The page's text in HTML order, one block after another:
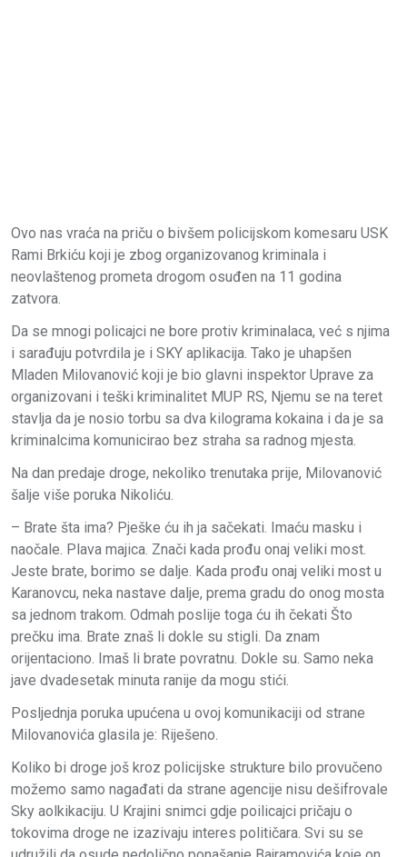
Ovo nas vraća na priču o bivšem policijskom komesaru USK
Rami Brkiću koji je zbog organizovanog kriminala i
neovlaštenog prometa drogom osuđen na 11 godina
zatvora.
Da se mnogi policajci ne bore protiv kriminalaca, već s njima
i sarađuju potvrdila je i SKY aplikacija. Tako je uhapšen
Mladen Milovanović koji je bio glavni inspektor Uprave za
organizovani i teški kriminalitet MUP RS, Njemu se na teret
stavlja da je nosio torbu sa dva kilograma kokaina i da je sa
kriminalcima komunicirao bez straha sa radnog mjesta.
Na dan predaje droge, nekoliko trenutaka prije, Milovanović
šalje više poruka Nikoliću.
– Brate šta ima? Pješke ću ih ja sačekati. Imaću masku i
naočale. Plava majica. Znači kada prođu onaj veliki most.
Jeste brate, borimo se dalje. Kada prođu onaj veliki most u
Karanovcu, neka nastave dalje, prema gradu do onog mosta
sa jednom trakom. Odmah poslije toga ću ih čekati Što
prečku ima. Brate znaš li dokle su stigli. Da znam
orijentaciono. Imaš li brate povratnu. Dokle su. Samo neka
jave dvadesetak minuta ranije da mogu stići.
Posljednja poruka upućena u ovoj komunikaciji od strane
Milovanovića glasila je: Riješeno.
Koliko bi droge još kroz policijske strukture bilo provučeno
možemo samo nagađati da strane agencije nisu dešifrovale
Sky aolkikaciju. U Krajini snimci gdje poilicajci pričaju o
tokovima droge ne izazivaju interes političara. Svi su se